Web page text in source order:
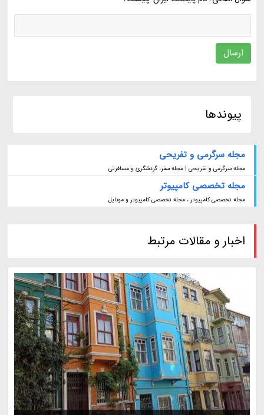
ارسال
پیوندها
مجله سرگرمی و تفریحی
مجله سرگرمی و تفریحی | مجله سفر، گردشگری و مسافرتی
مجله تخصصی کامپیوتر
مجله تخصصی کامپیوتر ، مجله تخصصی کامپیوتر و موبایل
اخبار و مقالات مرتبط